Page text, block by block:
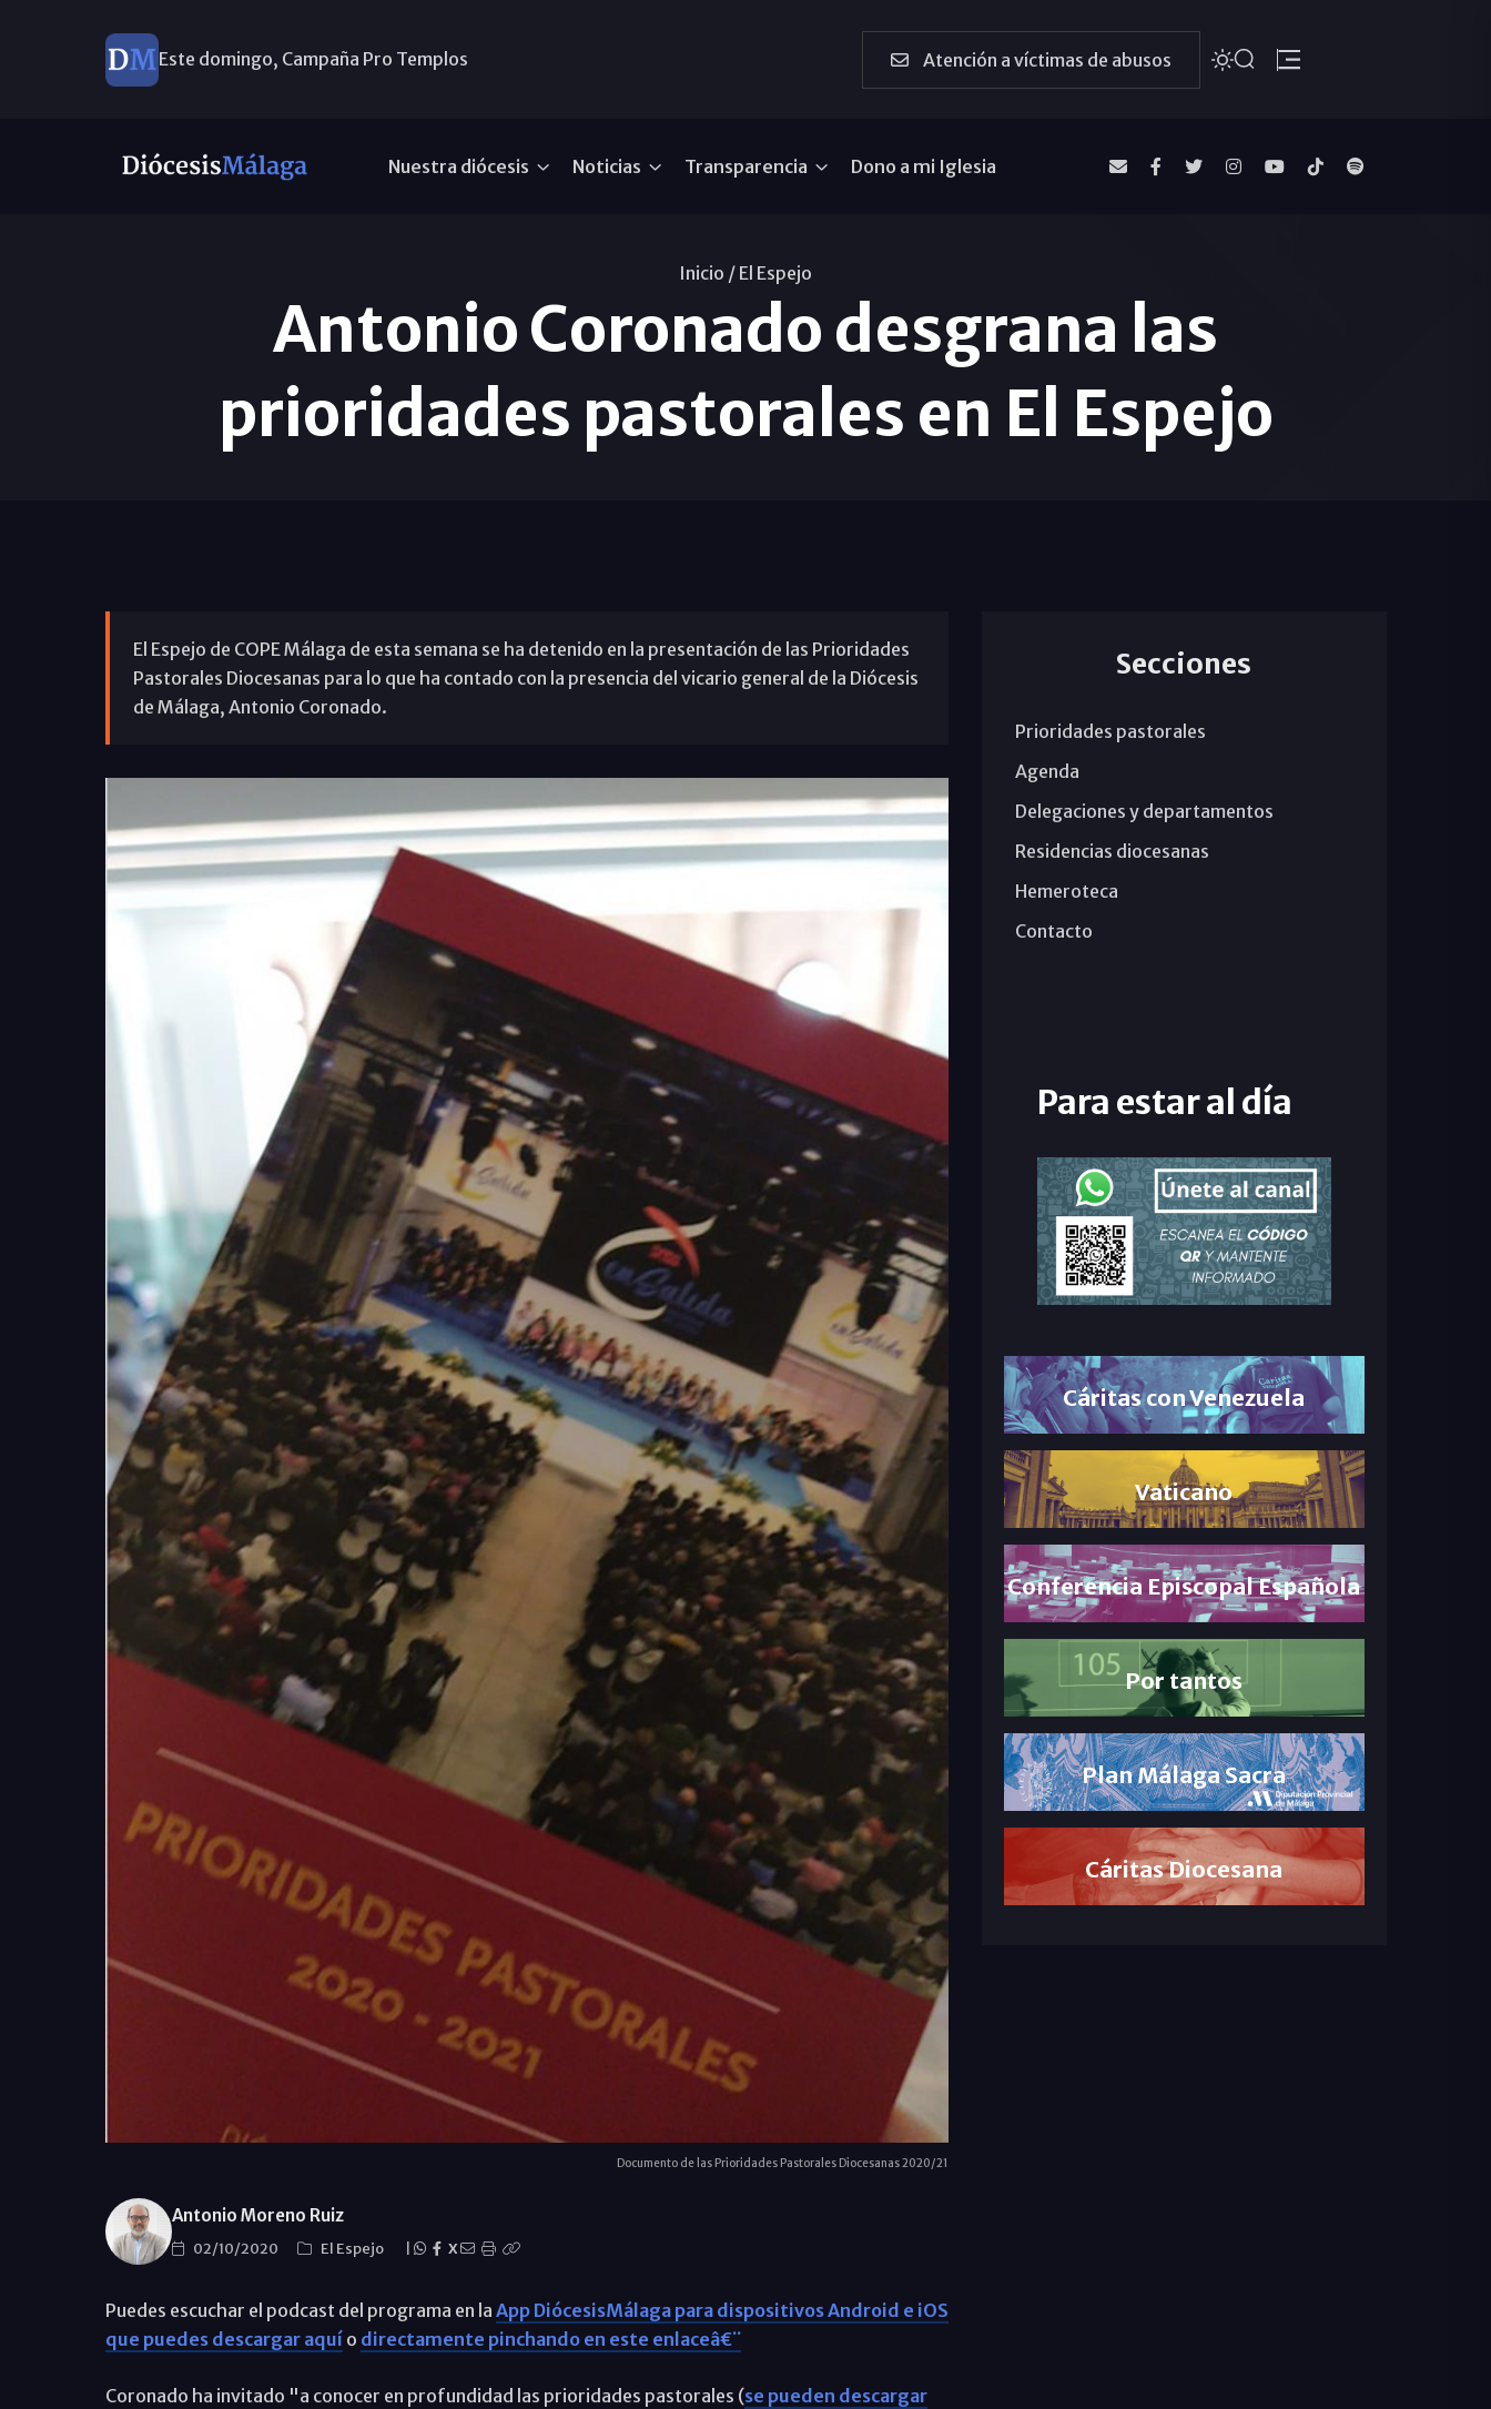
Este domingo, Campaña Pro Templos Atención a víctimas de abusos
Nuestra diócesis Noticias Transparencia Dono a mi Iglesia
Inicio / El Espejo
Antonio Coronado desgrana las
prioridades pastorales en El Espejo
El Espejo de COPE Málaga de esta semana se ha detenido en la presentación de las Prioridades
Pastorales Diocesanas para lo que ha contado con la presencia del vicario general de la Diócesis
de Málaga, Antonio Coronado.
Documento de las Prioridades Pastorales Diocesanas 2020/21
Antonio Moreno Ruiz
02/10/2020 El Espejo X
Puedes escuchar el podcast del programa en la App DiócesisMálaga para dispositivos Android e iOS
que puedes descargar aquío directamente pinchando en este enlaceâ€¨
Coronado ha invitado "a conocer en profundidad las prioridades pastorales (se pueden descargar
Secciones
Prioridades pastorales
Agenda
Delegaciones y departamentos
Residencias diocesanas
Hemeroteca
Contacto
Para estar al día
Cáritas con Venezuela
Vaticano
Conferencia Episcopal Española
Por tantos
Plan Málaga Sacra
Cáritas Diocesana